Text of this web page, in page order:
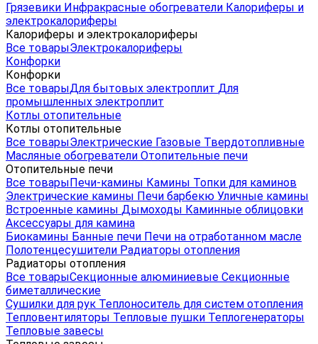
Грязевики Инфракрасные обогреватели Калориферы и
электрокалориферы
Калориферы и электрокалориферы
Все товарыЭлектрокалориферы
Конфорки
Конфорки
Все товарыДля бытовых электроплит Для
промышленных электроплит
Котлы отопительные
Котлы отопительные
Все товарыЭлектрические Газовые Твердотопливные
Масляные обогреватели Отопительные печи
Отопительные печи
Все товарыПечи-камины Камины Топки для каминов
Электрические камины Печи барбекю Уличные камины
Встроенные камины Дымоходы Каминные облицовки
Аксессуары для камина
Биокамины Банные печи Печи на отработанном масле
Полотенцесушители Радиаторы отопления
Радиаторы отопления
Все товарыСекционные алюминиевые Секционные
биметаллические
Сушилки для рук Теплоноситель для систем отопления
Тепловентиляторы Тепловые пушки Теплогенераторы
Тепловые завесы